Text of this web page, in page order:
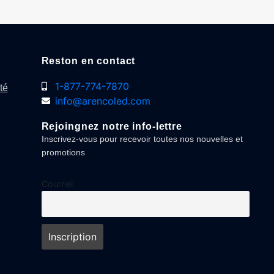
Reston en contact
1-877-774-7870
info@arencoled.com
Rejoingnez notre info-lettre
Inscrivez-vous pour recevoir toutes nos nouvelles et
promotions
Courriel